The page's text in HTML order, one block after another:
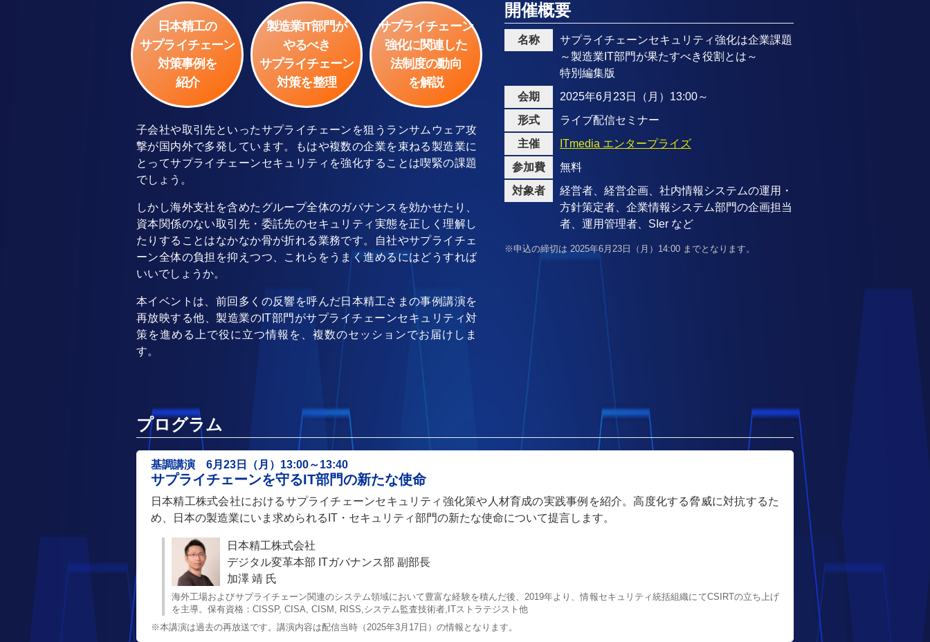
日本精工の
サプライチェーン
対策事例を
紹介
製造業IT部門が
やるべき
サプライチェーン
対策を整理
サプライチェーン
強化に関連した
法制度の動向
を解説
子会社や取引先といったサプライチェーンを狙うランサムウェア攻
撃が国内外で多発しています。もはや複数の企業を束ねる製造業に
とってサプライチェーンセキュリティを強化することは喫緊の課題
でしょう。
しかし海外支社を含めたグループ全体のガバナンスを効かせたり、
資本関係のない取引先・委託先のセキュリティ実態を正しく理解し
たりすることはなかなか骨が折れる業務です。自社やサプライチェ
ーン全体の負担を抑えつつ、これらをうまく進めるにはどうすれば
いいでしょうか。
本イベントは、前回多くの反響を呼んだ日本精工さまの事例講演を
再放映する他、製造業のIT部門がサプライチェーンセキュリティ対
策を進める上で役に立つ情報を、複数のセッションでお届けしま
す。
開催概要
名称
サプライチェーンセキュリティ強化は企業課題
～製造業IT部門が果たすべき役割とは～
特別編集版
会期
2025年6月23日（月）13:00～
形式
ライブ配信セミナー
主催
ITmedia エンタープライズ
参加費
無料
対象者
経営者、経営企画、社内情報システムの運用・
方針策定者、企業情報システム部門の企画担当
者、運用管理者、SIer など
※申込の締切は 2025年6月23日（月）14:00 までとなります。
プログラム
基調講演 6月23日（月）13:00～13:40
サプライチェーンを守るIT部門の新たな使命
日本精工株式会社におけるサプライチェーンセキュリティ強化策や人材育成の実践事例を紹介。高度化する脅威に対抗するた
め、日本の製造業にいま求められるIT・セキュリティ部門の新たな使命について提言します。
日本精工株式会社
デジタル変革本部 ITガバナンス部 副部長
加澤 靖 氏
海外工場およびサプライチェーン関連のシステム領域において豊富な経験を積んだ後、2019年より、情報セキュリティ統括組織にてCSIRTの立ち上げ
を主導。保有資格：CISSP, CISA, CISM, RISS,システム監査技術者,ITストラテジスト他
※本講演は過去の再放送です。講演内容は配信当時（2025年3月17日）の情報となります。